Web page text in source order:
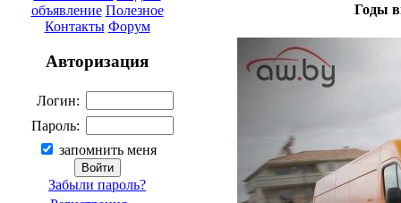
объявление Полезное
Контакты Форум
Авторизация
Логин:
Пароль:
запомнить меня
Забыли пароль?
Годы